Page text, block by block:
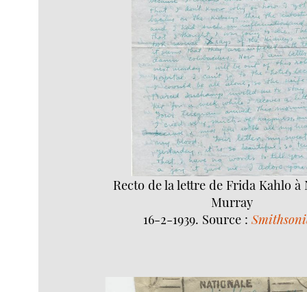
Recto de la lettre de Frida Kahlo à
Murray
16-2-1939. Source :